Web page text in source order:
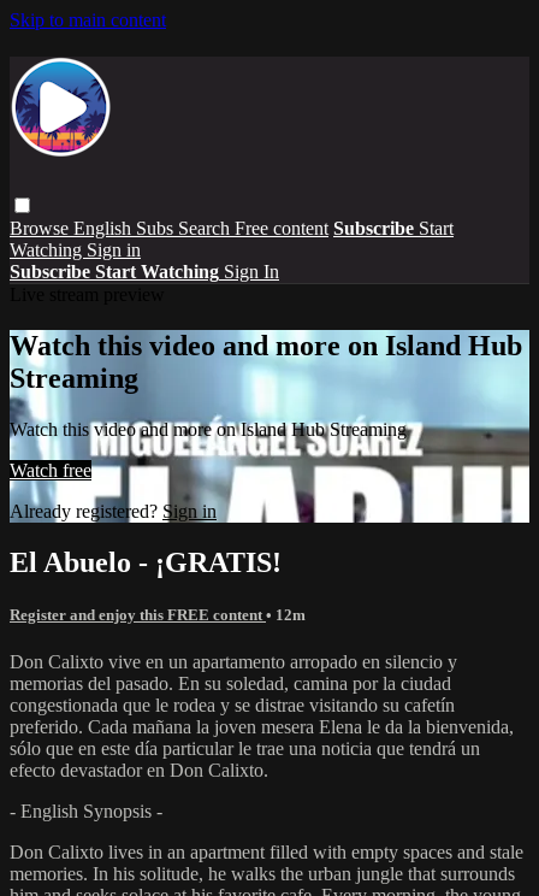
Skip to main content
Browse English Subs Search Free content Subscribe Start
Watching Sign in
Subscribe Start Watching Sign In
Watch this video and more on Island Hub
Streaming
Watch this video and more on Island Hub Streaming
Watch free
Already registered? Sign in
El Abuelo - ¡GRATIS!
Register and enjoy this FREE content • 12m
Don Calixto vive en un apartamento arropado en silencio y
memorias del pasado. En su soledad, camina por la ciudad
congestionada que le rodea y se distrae visitando su cafetín
preferido. Cada mañana la joven mesera Elena le da la bienvenida,
sólo que en este día particular le trae una noticia que tendrá un
efecto devastador en Don Calixto.
- English Synopsis -
Don Calixto lives in an apartment filled with empty spaces and stale
memories. In his solitude, he walks the urban jungle that surrounds